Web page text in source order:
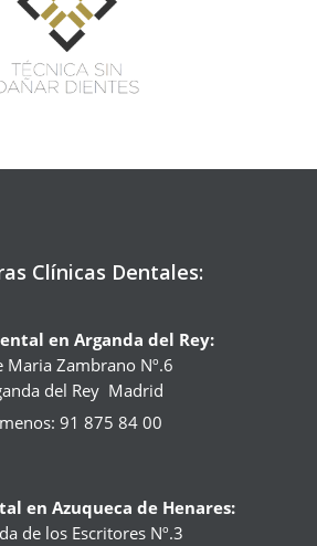
Clínicas Dentales:
en Arganda del Rey:
Maria Zambrano Nº.6
del Rey Madrid
91 875 84 00
en Azuqueca de Henares:
de los Escritores Nº.3